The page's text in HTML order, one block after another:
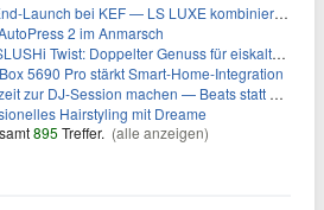
bei KEF — LS LUXE kombiniert Stil und Sound
2 im Anmarsch
Twist: Doppelter Genuss für eiskalte Momente
5690 Pro stärkt Smart‑Home‑Integration
zur DJ‑Session machen — Beats statt Langeweile
Hairstyling mit Dreame
895 Treffer. (alle anzeigen)